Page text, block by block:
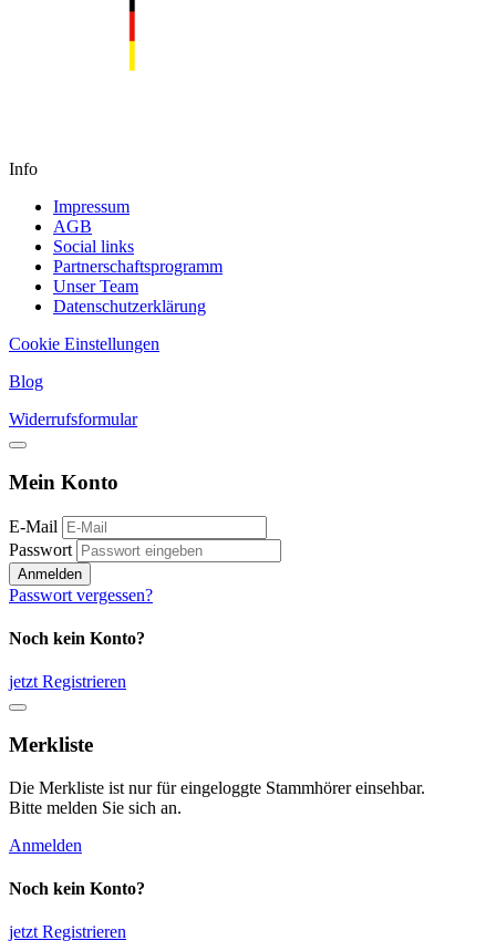
Info
Impressum
AGB
Social links
Partnerschaftsprogramm
Unser Team
Datenschutzerklärung
Cookie Einstellungen
Blog
Widerrufsformular
Mein Konto
E-Mail
Passwort
Anmelden
Passwort vergessen?
Noch kein Konto?
jetzt Registrieren
Merkliste
Die Merkliste ist nur für eingeloggte Stammhörer einsehbar.
Bitte melden Sie sich an.
Anmelden
Noch kein Konto?
jetzt Registrieren